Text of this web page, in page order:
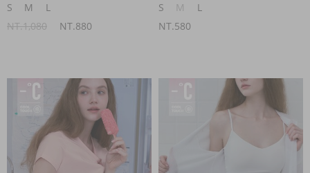
S
M
L
NT.1,080
NT.880
S
M
L
NT.580